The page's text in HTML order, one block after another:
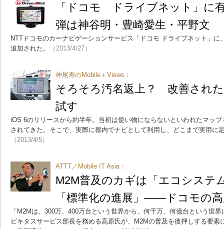
「ドコモ ドライブネット」に
弾は神谷明・豊崎愛生・平野文
NTTドコモのカーナビゲーションサービス「ドコモ ドライブネット」に
追加された。
（2013/4/27）
神尾寿のMobile＋Views：
そろそろ汚名返上？ 改善され
試す
iOS 6のリリースから約半年。当初は使い物にならないといわれたマッ
されてきた。そこで、実際に都内でナビとして利用し、どこまで実用に
（2013/4/5）
ATTT／Mobile IT Asia：
M2M普及のカギは「エコシステ
「標準化の進展」――ドコモの
「M2Mは、300万、400万台という世界から、何千万、何億台という世
ビキタスサービス部長を務める高原氏が、M2Mの普及を後押しする要素